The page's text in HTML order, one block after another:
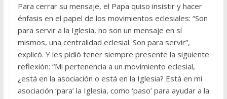
Para cerrar su mensaje, el Papa quiso insistir y hacer
énfasis en el papel de los movimientos eclesiales: “Son
para servir a la Iglesia, no son un mensaje en sí
mismos, una centralidad eclesial. Son para servir”,
explicó. Y les pidió tener siempre presente la siguiente
reflexión: “Mi pertenencia a un movimiento eclesial,
¿está en la asociación o está en la Iglesia? Está en mi
asociación ‘para’ la Iglesia, como ‘paso’ para ayudar a la